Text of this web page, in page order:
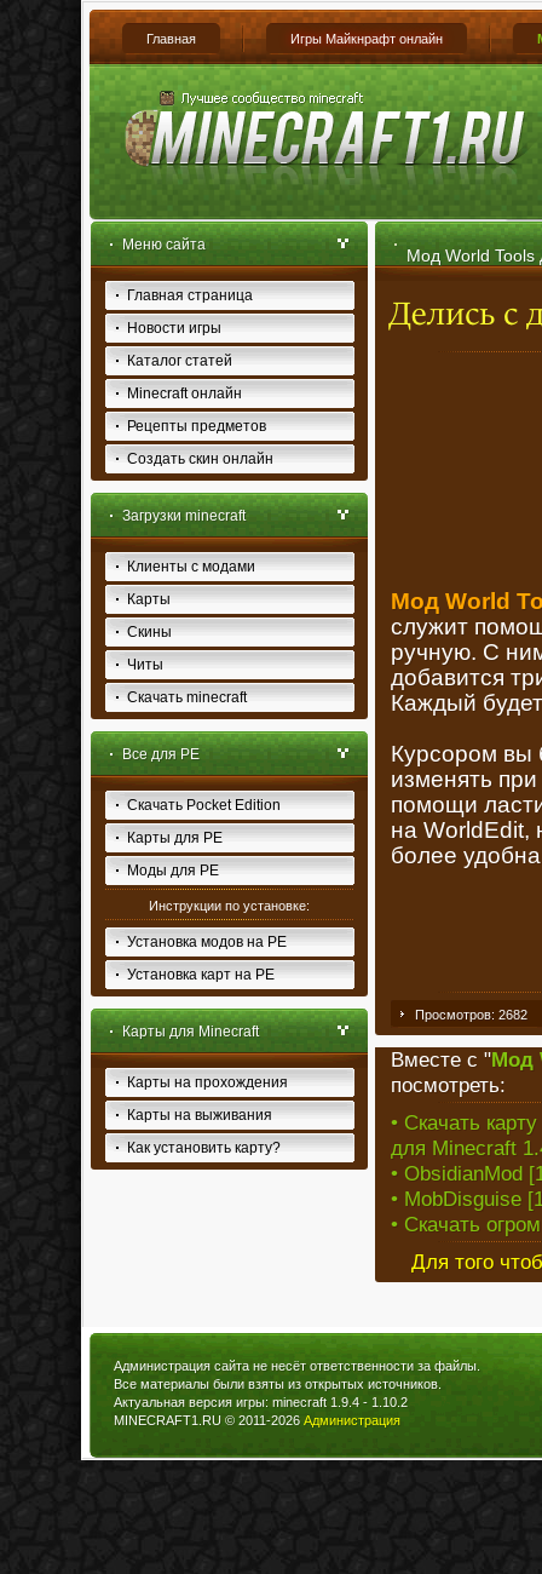
Главная Игры Майкнрафт онлайн
Меню сайта
Главная страница
Новости игры
Каталог статей
Minecraft онлайн
Рецепты предметов
Создать скин онлайн
Загрузки minecraft
Клиенты с модами
Карты
Скины
Читы
Скачать minecraft
Все для PE
Скачать Pocket Edition
Карты для PE
Моды для PE
Инструкции по установке:
Установка модов на PE
Установка карт на PE
Карты для Minecraft
Карты на прохождения
Карты на выживания
Как установить карту?
Мод World Tools
Мод World
служит
ручную. С
добавится
Каждый
Курсором вы
изменять
помощи
на WorldEdit,
более
Просмотров: 2682
Вместе с "Мод
посмотреть:
• Скачать
для Minecraft
• ObsidianMod
• MobDisguise
• Скачать
Для того
Администрация сайта не несёт ответственности за файлы.
Все материалы были взяты из открытых источников.
Актуальная версия игры: minecraft 1.9.4 - 1.10.2
MINECRAFT1.RU © 2011-2026 Администрация